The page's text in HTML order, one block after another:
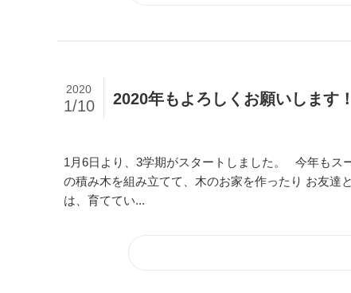
2020年もよろしくお願いします！
2020
1/10
1月6日より、3学期がスタートしました。 今年もス
の積み木を組み立てて、木のお家を作ったり お友達
は、育ててい...